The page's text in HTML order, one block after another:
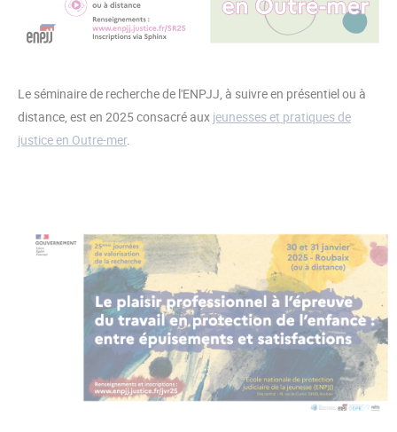
Le séminaire de recherche de l'ENPJJ, à suivre en présentiel ou à
distance, est en 2025 consacré aux jeunesses et pratiques de
justice en Outre-mer.